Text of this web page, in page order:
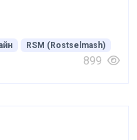
RSM (Rostselmash)
899